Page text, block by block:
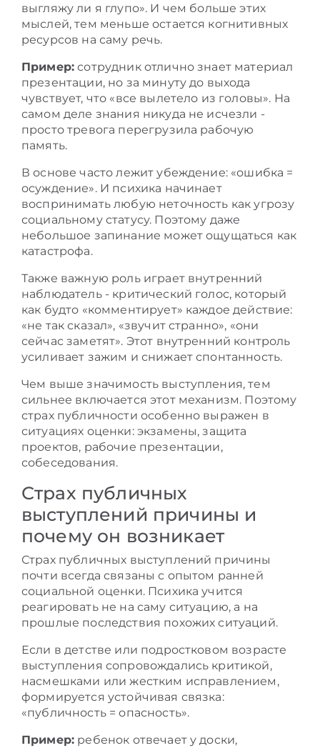
выгляжу ли я глупо». И чем больше этих
мыслей, тем меньше остается когнитивных
ресурсов на саму речь.
Пример: сотрудник отлично знает материал
презентации, но за минуту до выхода
чувствует, что «все вылетело из головы». На
самом деле знания никуда не исчезли -
просто тревога перегрузила рабочую
память.
В основе часто лежит убеждение: «ошибка =
осуждение». И психика начинает
воспринимать любую неточность как угрозу
социальному статусу. Поэтому даже
небольшое запинание может ощущаться как
катастрофа.
Также важную роль играет внутренний
наблюдатель - критический голос, который
как будто «комментирует» каждое действие:
«не так сказал», «звучит странно», «они
сейчас заметят». Этот внутренний контроль
усиливает зажим и снижает спонтанность.
Чем выше значимость выступления, тем
сильнее включается этот механизм. Поэтому
страх публичности особенно выражен в
ситуациях оценки: экзамены, защита
проектов, рабочие презентации,
собеседования.
Страх публичных
выступлений причины и
почему он возникает
Страх публичных выступлений причины
почти всегда связаны с опытом ранней
социальной оценки. Психика учится
реагировать не на саму ситуацию, а на
прошлые последствия похожих ситуаций.
Если в детстве или подростковом возрасте
выступления сопровождались критикой,
насмешками или жестким исправлением,
формируется устойчивая связка:
«публичность = опасность».
Пример: ребенок отвечает у доски,